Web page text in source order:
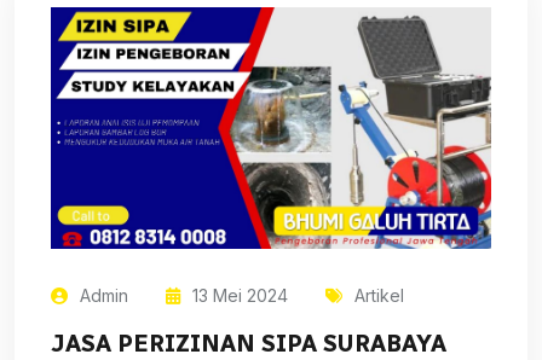
Admin 13 Mei 2024 Artikel
JASA PERIZINAN SIPA SURABAYA